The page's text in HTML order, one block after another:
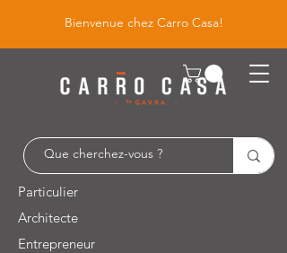
Bienvenue chez Carro Casa!
Particulier
Architecte
Entrepreneur